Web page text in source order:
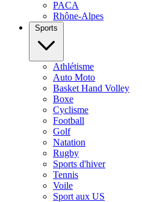
PACA
Rhône-Alpes
Sports
Athlétisme
Auto Moto
Basket Hand Volley
Boxe
Cyclisme
Football
Golf
Natation
Rugby
Sports d'hiver
Tennis
Voile
Sport aux US